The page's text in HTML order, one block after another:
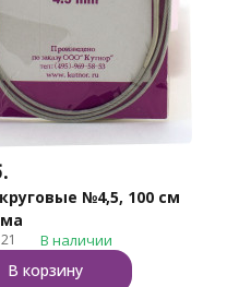
№4,5, 100 см
21 В наличии
В корзину